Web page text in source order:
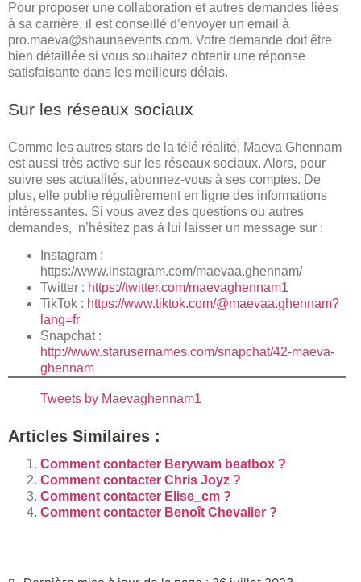
Pour proposer une collaboration et autres demandes liées
à sa carrière, il est conseillé d’envoyer un email à
pro.maeva@shaunaevents.com. Votre demande doit être
bien détaillée si vous souhaitez obtenir une réponse
satisfaisante dans les meilleurs délais.
Sur les réseaux sociaux
Comme les autres stars de la télé réalité, Maëva Ghennam
est aussi très active sur les réseaux sociaux. Alors, pour
suivre ses actualités, abonnez-vous à ses comptes. De
plus, elle publie régulièrement en ligne des informations
intéressantes. Si vous avez des questions ou autres
demandes, n’hésitez pas à lui laisser un message sur :
Instagram :
https://www.instagram.com/maevaa.ghennam/
Twitter : https://twitter.com/maevaghennam1
TikTok : https://www.tiktok.com/@maevaa.ghennam?
lang=fr
Snapchat :
http://www.starusernames.com/snapchat/42-maeva-
ghennam
Tweets by Maevaghennam1
Articles Similaires :
Comment contacter Berywam beatbox ?
Comment contacter Chris Joyz ?
Comment contacter Elise_cm ?
Comment contacter Benoît Chevalier ?